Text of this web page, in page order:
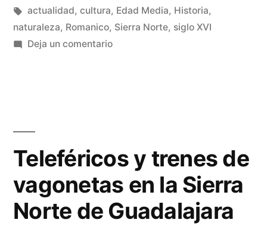
Etiquetas:
actualidad, cultura, Edad Media, Historia,
naturaleza, Romanico, Sierra Norte, siglo XVI
Deja un comentarioen
Teleféricos y trenes de
vagonetas en la Sierra
Norte de Guadalajara